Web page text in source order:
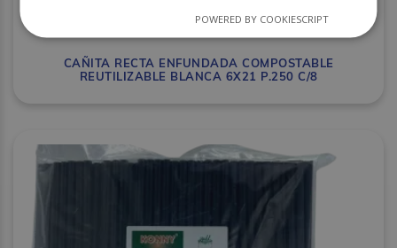
CAÑITA RECTA ENFUNDADA COMPOSTABLE
REUTILIZABLE BLANCA 6X21 P.250 C/8
POWERED BY COOKIESCRIPT